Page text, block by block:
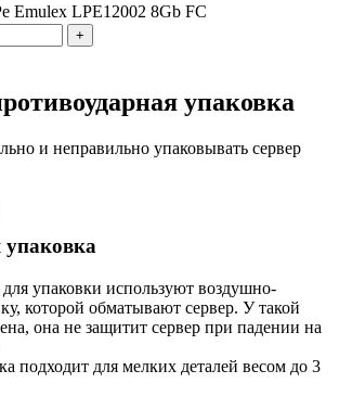
Emulex LPE12002 8Gb FC
+
упаковка
и неправильно упаковывать сервер
упаковки используют воздушно-
которой обматывают сервер. У такой
она не защитит сервер при падении на
подходит для мелких деталей весом до 3